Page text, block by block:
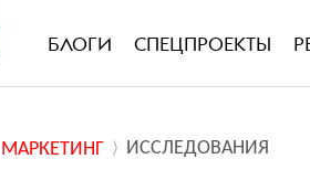
БЛОГИ СПЕЦПРОЕКТЫ
МАРКЕТИНГ ИССЛЕДОВАНИЯ